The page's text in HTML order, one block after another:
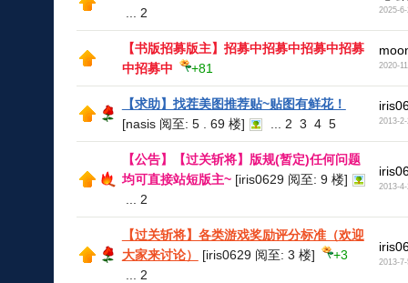
2 2025-6-
【书版招募版主】招募中招募中招募中招募
中招募中
+81 2020-
【求助】找茬美图推荐贴~贴图有鲜花！
[nasis 阅至: 5 . 69 楼]
2 3 4 5 2013-
【公告】【过关斩将】版规(暂定)任何问题
均可直接站短版主~ [iris0629 阅至: 9 楼]
2
2013-
【过关斩将】各类游戏奖励评分标准（欢迎
大家来讨论）
[iris0629 阅至: 3 楼]
+3
2
2013-7-